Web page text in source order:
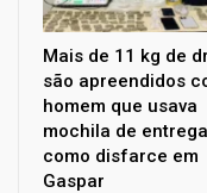
Mais de 11 kg de
são apreendidos
homem que usava
mochila de
como disfarce em
Gaspar